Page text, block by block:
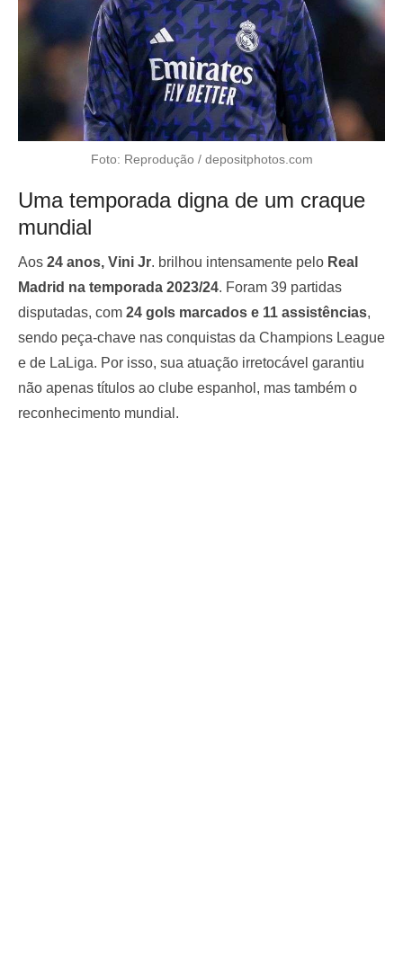
Foto: Reprodução / depositphotos.com
Uma temporada digna de um craque
mundial
Aos 24 anos, Vini Jr. brilhou intensamente pelo Real
Madrid na temporada 2023/24. Foram 39 partidas
disputadas, com 24 gols marcados e 11 assistências,
sendo peça-chave nas conquistas da Champions League
e de LaLiga. Por isso, sua atuação irretocável garantiu
não apenas títulos ao clube espanhol, mas também o
reconhecimento mundial.